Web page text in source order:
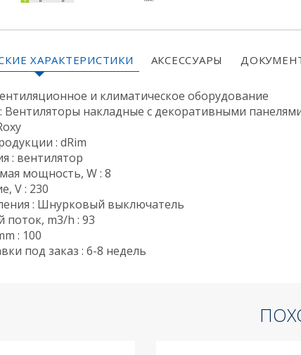
ХАРАКТЕРИСТИКИ АКСЕССУАРЫ
и климатическое оборудование
Вентиляторы накладные с декоративными
: dRim
: вентилятор
мощность, W : 8
V : 230
: Шнурковый выключатель
m3/h : 93
: 100
под заказ : 6-8 недель